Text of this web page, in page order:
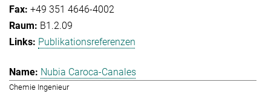
+49 351 4646-4002
B1.2.09
Publikationsreferenzen
Nubia Caroca-Canales
Chemie Ingenieur